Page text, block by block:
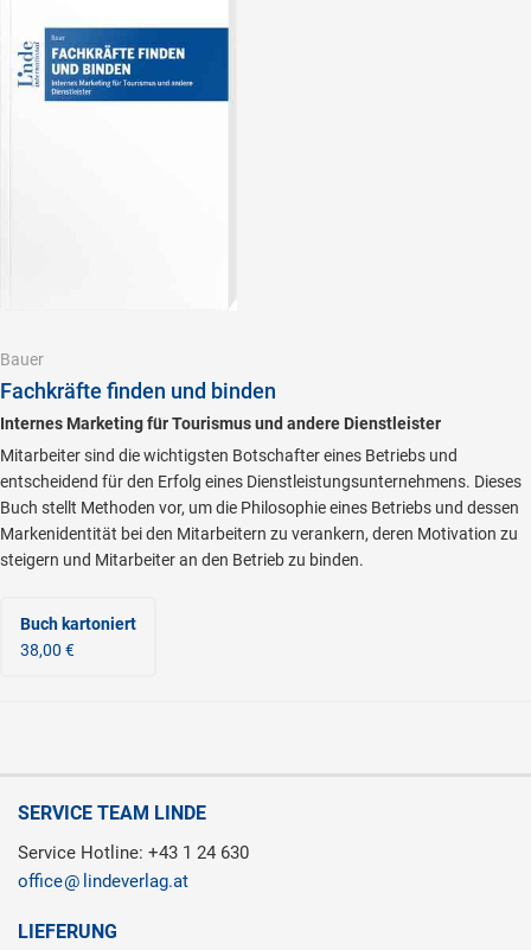
Bauer
Fachkräfte finden und binden
Internes Marketing für Tourismus und andere Dienstleister
Mitarbeiter sind die wichtigsten Botschafter eines Betriebs und
entscheidend für den Erfolg eines Dienstleistungsunternehmens. Dieses
Buch stellt Methoden vor, um die Philosophie eines Betriebs und dessen
Markenidentität bei den Mitarbeitern zu verankern, deren Motivation zu
steigern und Mitarbeiter an den Betrieb zu binden.
Buch kartoniert
38,00 €
SERVICE TEAM LINDE
Service Hotline: +43 1 24 630
office
lindeverlag.at
LIEFERUNG